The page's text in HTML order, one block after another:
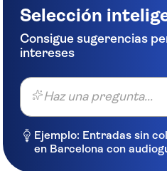
Selección
Consigue sugerencias
intereses
Haz una pregunta...
Ejemplo: Entradas sin
en Barcelona con